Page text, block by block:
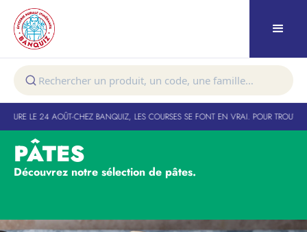
LE 24 AOÛT-CHEZ BANQUIZ, LES COURSES SE FONT EN VRAI. POUR TROUVER
PÂTES
Découvrez notre sélection de pâtes.